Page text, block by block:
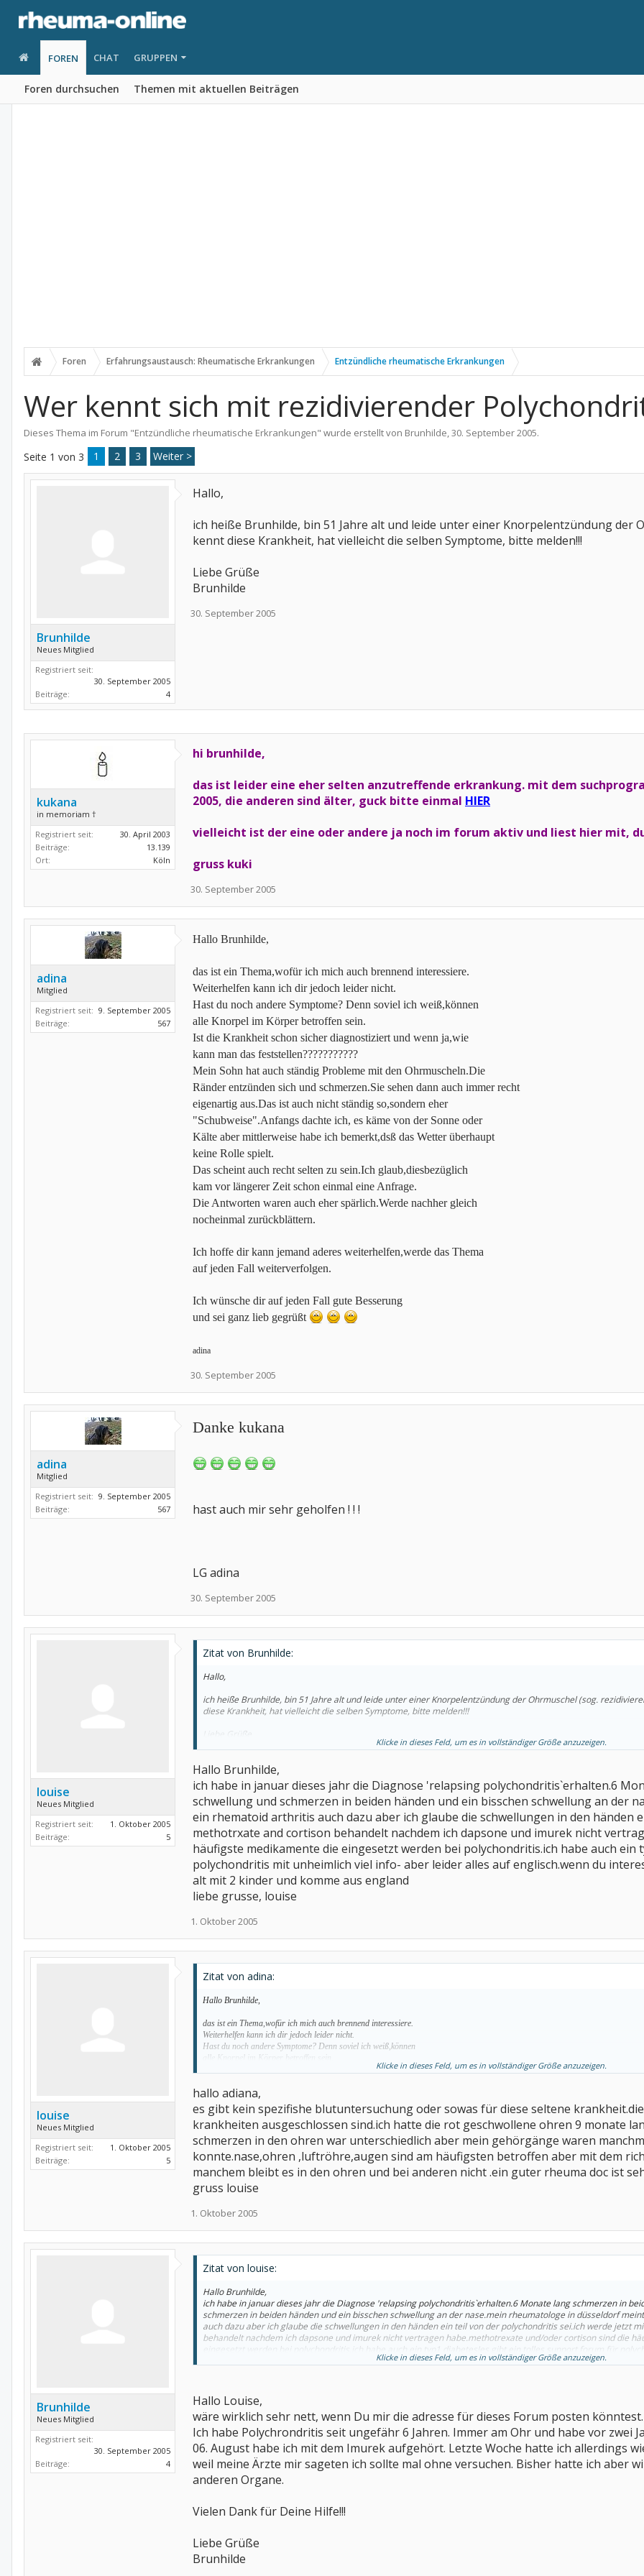
FOREN
Foren durchsuchen Themen mit aktuellen Beiträgen
CHAT GRUPPEN
Foren Erfahrungsaustausch: Rheumatische Erkrankungen Entzündliche rheumatische Erkrankungen
Wer kennt sich mit rezidivierender
Dieses Thema im Forum "Entzündliche rheumatische Erkrankungen" wurde erstellt von Brunhilde,30. September 2005.
Seite 1 von 3 1 2 3 Weiter >
Brunhilde
Neues Mitglied
Registriert seit:
30. September 2005
Beiträge:
4
Hallo,
ich heiße Brunhilde, bin 51 Jahre alt und leide unter einer Knorpelentzündung der
kennt diese Krankheit, hat vielleicht die selben Symptome, bitte melden!!!
Liebe Grüße
Brunhilde
30. September 2005
kukana
in memoriam †
Registriert seit:
30. April 2003
Beiträge:
13.139
Ort:
Köln
hi brunhilde,
das ist leider eine eher selten anzutreffende erkrankung. mit dem
2005, die anderen sind älter, guck bitte einmal HIER
vielleicht ist der eine oder andere ja noch im forum aktiv und liest hier mit,
gruss kuki
30. September 2005
adina
Mitglied
Registriert seit: 9. September 2005
Beiträge:
567
Hallo Brunhilde,
das ist ein Thema,wofür ich mich auch brennend interessiere.
Weiterhelfen kann ich dir jedoch leider nicht.
Hast du noch andere Symptome? Denn soviel ich weiß,können
alle Knorpel im Körper betroffen sein.
Ist die Krankheit schon sicher diagnostiziert und wenn ja,wie
kann man das feststellen???????????
Mein Sohn hat auch ständig Probleme mit den Ohrmuscheln.Die
Ränder entzünden sich und schmerzen.Sie sehen dann auch immer recht
eigenartig aus.Das ist auch nicht ständig so,sondern eher
"Schubweise".Anfangs dachte ich, es käme von der Sonne oder
Kälte aber mittlerweise habe ich bemerkt,dsß das Wetter überhaupt
keine Rolle spielt.
Das scheint auch recht selten zu sein.Ich glaub,diesbezüglich
kam vor längerer Zeit schon einmal eine Anfrage.
Die Antworten waren auch eher spärlich.Werde nachher gleich
nocheinmal zurückblättern.
Ich hoffe dir kann jemand aderes weiterhelfen,werde das Thema
auf jeden Fall weiterverfolgen.
Ich wünsche dir auf jeden Fall gute Besserung
und sei ganz lieb gegrüßt
adina
30. September 2005
adina
Mitglied
Registriert seit: 9. September 2005
Beiträge:
567
Danke kukana
hast auch mir sehr geholfen ! ! !
LG adina
30. September 2005
louise
Neues Mitglied
Registriert seit:
1. Oktober 2005
Beiträge:
5
Zitat von Brunhilde:
Hallo,
ich heiße Brunhilde, bin 51 Jahre alt und leide unter einer Knorpelentzündung der Ohrmuschel (sog.
diese Krankheit, hat vielleicht die selben Symptome, bitte melden!!!
Liebe Grüße
Klicke in dieses Feld, um es in vollständiger Größe anzuzeigen.
Hallo Brunhilde,
ich habe in januar dieses jahr die Diagnose 'relapsing polychondritis`erhalten.6
schwellung und schmerzen in beiden händen und ein bisschen schwellung an der
ein rhematoid arthritis auch dazu aber ich glaube die schwellungen in den händen
methotrxate and cortison behandelt nachdem ich dapsone und imurek nicht
häufigste medikamente die eingesetzt werden bei polychondritis.ich habe auch
polychondritis mit unheimlich viel info- aber leider alles auf englisch.wenn du
alt mit 2 kinder und komme aus england
liebe grusse, louise
1. Oktober 2005
louise
Neues Mitglied
Registriert seit:
1. Oktober 2005
Beiträge:
5
Zitat von adina:
Hallo Brunhilde,
das ist ein Thema,wofür ich mich auch brennend interessiere.
Weiterhelfen kann ich dir jedoch leider nicht.
Hast du noch andere Symptome? Denn soviel ich weiß,können
alle Knorpel im Körper betroffen sein.
Ist die Krankheit schon sicher diagnostiziert und wenn ja,wie
Mein Sohn hat auch ständig Probleme mit den Ohrmuscheln.Die
Ränder entzünden sich und schmerzen.Sie sehen dann auch immer recht
eigenartig aus.Das ist auch nicht ständig so,sondern eher
"Schubweise".Anfangs dachte ich, es käme von der Sonne oder
Kälte aber mittlerweise habe ich bemerkt,dsß das Wetter überhaupt
Das scheint auch recht selten zu sein.Ich glaub,diesbezüglich
kam vor längerer Zeit schon einmal eine Anfrage.
Die Antworten waren auch eher spärlich.Werde nachher gleich
Ich hoffe dir kann jemand aderes weiterhelfen,werde das Thema
auf jeden Fall weiterverfolgen.
Ich wünsche dir auf jeden Fall gute Besserung
und sei ganz lieb gegrüßt
adina
Klicke in dieses Feld, um es in vollständiger Größe anzuzeigen.
hallo adiana,
es gibt kein spezifishe blutuntersuchung oder sowas für diese seltene
krankheiten ausgeschlossen sind.ich hatte die rot geschwollene ohren 9 monate
schmerzen in den ohren war unterschiedlich aber mein gehörgänge waren
konnte.nase,ohren ,luftröhre,augen sind am häufigsten betroffen aber mit dem
manchem bleibt es in den ohren und bei anderen nicht .ein guter rheuma doc ist
gruss louise
1. Oktober 2005
Brunhilde
Neues Mitglied
Registriert seit:
30. September 2005
Beiträge:
4
Zitat von louise:
Hallo Brunhilde,
ich habe in januar dieses jahr die Diagnose 'relapsing polychondritis`erhalten.6 Monate lang schmerzen in
schmerzen in beiden händen und ein bisschen schwellung an der nase.mein rheumatologe in düsseldorf
auch dazu aber ich glaube die schwellungen in den händen ein teil von der polychondritis sei.ich werde jetzt
behandelt nachdem ich dapsone und imurek nicht vertragen habe.methotrexate und/oder cortison sind die
eingesetzt werden bei polychondritis.ich habe auch ein typ1 diabetes!es gibt ein tolles support forum für
aber leider alles auf englisch.wenn du interesse hast dann poste ich die addresse.ich bin 40 jahre alt mit 2
Klicke in dieses Feld, um es in vollständiger Größe anzuzeigen.
Hallo Louise,
wäre wirklich sehr nett, wenn Du mir die adresse für dieses Forum posten
Ich habe Polychrondritis seit ungefähr 6 Jahren. Immer am Ohr und habe vor zwei
06. August habe ich mit dem Imurek aufgehört. Letzte Woche hatte ich allerdings
weil meine Ärzte mir sageten ich sollte mal ohne versuchen. Bisher hatte ich aber
anderen Organe.
Vielen Dank für Deine Hilfe!!!
Liebe Grüße
Brunhilde